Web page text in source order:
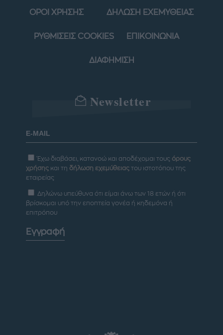
ΟΡΟΙ ΧΡΗΣΗΣ ΔΗΛΩΣΗ ΕΧΕΜΥΘΕΙΑΣ
ΡΥΘΜΙΣΕΙΣ COOKIES ΕΠΙΚΟΙΝΩΝΙΑ
ΔΙΑΦΗΜΙΣΗ
Newsletter
Έχω διαβάσει, κατανοώ και αποδέχομαι τους όρους
χρήσης και τη δήλωση εχεμύθειας του ιστοτόπου της
εταιρείας
Δηλώνω υπεύθυνα ότι είμαι άνω των 18 ετών ή ότι
βρίσκομαι υπό την εποπτεία γονέα ή κηδεμόνα ή
επιτρόπου
Εγγραφή